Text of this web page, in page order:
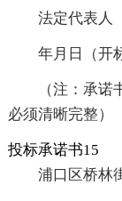
法定代表人
年月日（开
（注：承
必须清晰完整）
投标承诺书15
浦口区桥林